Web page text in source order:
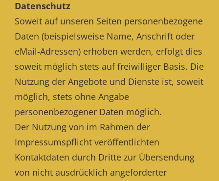
Datenschutz
Soweit auf unseren Seiten personenbezogene
Daten (beispielsweise Name, Anschrift oder
eMail-Adressen) erhoben werden, erfolgt dies
soweit möglich stets auf freiwilliger Basis. Die
Nutzung der Angebote und Dienste ist, soweit
möglich, stets ohne Angabe
personenbezogener Daten möglich.
Der Nutzung von im Rahmen der
Impressumspflicht veröffentlichten
Kontaktdaten durch Dritte zur Übersendung
von nicht ausdrücklich angeforderter